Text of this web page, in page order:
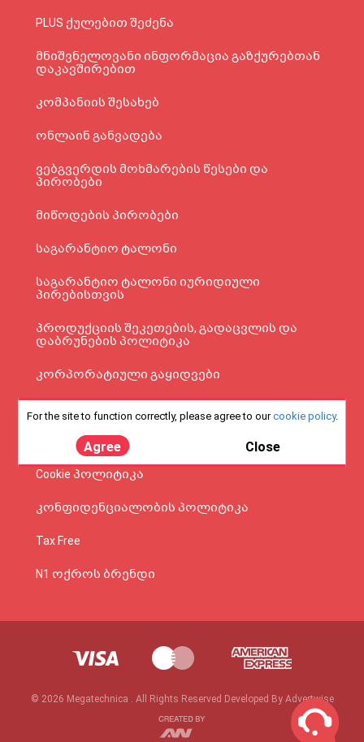
PLUS ქულებით შეძენა
მნიშვნელოვანი ინფორმაცია გაზქურებთან
დაკავშირებით
კომპანიის შესახებ
ონლაინ განვადება
ვებგვერდის მოხმარების წესები და
პირობები
მიწოდების პირობები
საგარანტიო ტალონი
საგარანტიო ტალონი იურიდიული
პირებისთვის
პროდუქციის შეკეთების, გადაცვლის და
დაბრუნების პოლიტიკა
კორპორატიული გაყიდვები
ონლაინ შეძენა
Cookie პოლიტიკა
კონფიდენციალობის პოლიტიკა
Tax Free
N1 ოქროს ბრენდი
© 2026 Megatechnica . All Rights Reserved Developed By Advertwise
For the site to function correctly, please agree to ourcookie policy.
Agree Close